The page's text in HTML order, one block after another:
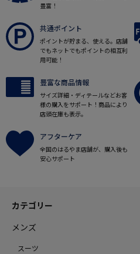
豊富！
共通ポイント
ポイントが貯まる、使える。店舗
でもネットでもポイントの相互利
用可能！
豊富な商品情報
サイズ詳細・ディテールなどお客
様の購入をサポート！商品により
店頭在庫も表示。
アフターケア
全国のはるやま店舗が、購入後も
安心サポート
カテゴリー
メンズ
スーツ